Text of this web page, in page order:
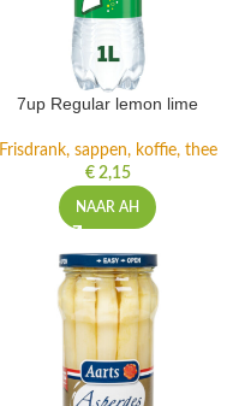
7up Regular lemon lime
Frisdrank, sappen, koffie, thee
€2,15
NAAR AH